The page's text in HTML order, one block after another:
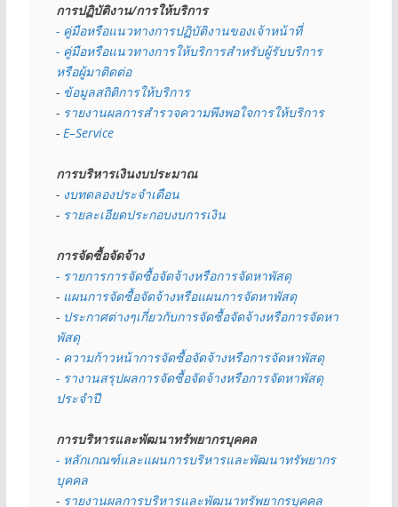
การปฏิบัติงาน/การให้บริการ
- คู่มือหรือแนวทางการปฏิบัติงานของเจ้าหน้าที่
- คู่มือหรือแนวทางการให้บริการสำหรับผู้รับบริการ
หรือผู้มาติดต่อ
- ข้อมูลสถิติการให้บริการ
- รายงานผลการสำรวจความพึงพอใจการให้บริการ
- E–Service
การบริหารเงินงบประมาณ
- งบทดลองประจำเดือน
- รายละเอียดประกอบงบการเงิน
การจัดซื้อจัดจ้าง
- รายการการจัดซื้อจัดจ้างหรือการจัดหาพัสดุ
- แผนการจัดซื้อจัดจ้างหรือแผนการจัดหาพัสดุ
- ประกาศต่างๆเกี่ยวกับการจัดซื้อจัดจ้างหรือการจัดหา
พัสดุ
- ความก้าวหน้าการจัดซื้อจัดจ้างหรือการจัดหาพัสดุ
- รางานสรุปผลการจัดซื้อจัดจ้างหรือการจัดหาพัสดุ
ประจำปี
การบริหารและพัฒนาทรัพยากรบุคคล
- หลักเกณฑ์และแผนการบริหารและพัฒนาทรัพยากร
บุคคล
- รายงานผลการบริหารและพัฒนาทรัพยากรบุคคล